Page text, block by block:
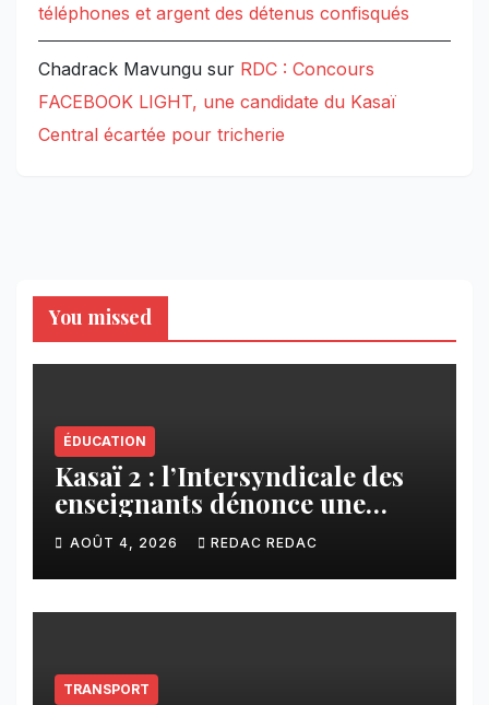
téléphones et argent des détenus confisqués
Chadrack Mavungu sur RDC : Concours
FACEBOOK LIGHT, une candidate du Kasaï
Central écartée pour tricherie
You missed
ÉDUCATION
Kasaï 2 : l’Intersyndicale des
enseignants dénonce une
contribution financière
imposée aux écoles de la
CNCA
AOÛT 4, 2026 REDAC REDAC
TRANSPORT